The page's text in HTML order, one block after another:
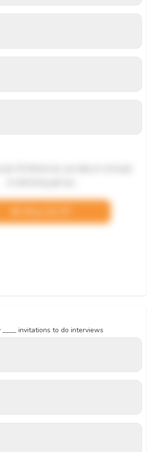
____ invitations to do interviews